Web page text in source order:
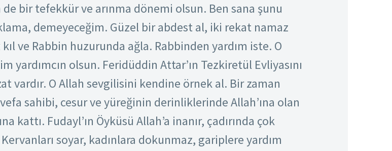
bir tefekkür ve arınma dönemi olsun. Ben sana şunu
demeyeceğim. Güzel bir abdest al, iki rekat namaz
ve Rabbin huzurunda ağla. Rabbinden yardım iste. O
yardımcın olsun. Feridüddin Attar’ın Tezkiretül Evliyasını
vardır. O Allah sevgilisini kendine örnek al. Bir zaman
sahibi, cesur ve yüreğinin derinliklerinde Allah’ına olan
kattı. Fudayl’ın Öyküsü Allah’a inanır, çadırında çok
soyar, kadınlara dokunmaz, gariplere yardım